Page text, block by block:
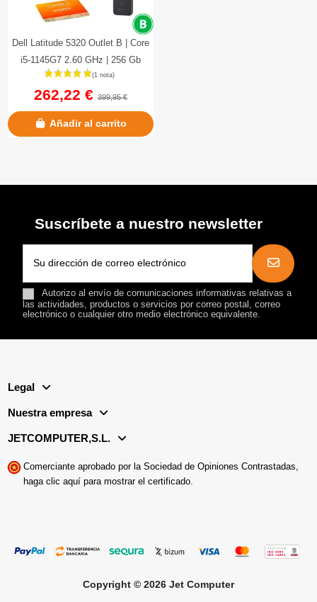
Dell Latitude 5320 Outlet B | Core
i5-1145G7 2.60 GHz | 256 Gb
NVMe | 8 GB DDR4 Onboard...
262,22 €399,95 €
Añadir al carrito
Suscríbete a nuestro newsletter
Autorizo al envío de comunicaciones informativas relativas a
las actividades, productos o servicios por correo postal, correo
electrónico o cualquier otro medio electrónico equivalente.
Legal
Nuestra empresa
JETCOMPUTER,S.L.
Comerciante aprobado por la Sociedad de Opiniones Contrastadas,
haga clic aquí para mostrar el certificado.
Copyright © 2026 Jet Computer